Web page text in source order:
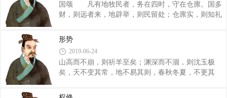
何谓四责？受重赏而无功，工责；居大位而不
者言，依於安；与贵言者，依於势；与富者言，依於
豪；与贫者言，依於利；与勇者言，依於敢；与愚者
早稼。非所宜言，勿言，以避其口；非所宣为，勿
为，以避其危；非所宜取，勿取，以避其咎；非所宜
争，勿争，以避其声。一声而非，驷马勿追，一
国颂 凡有地牧民者，务在四时，守在仓廪。国多
财，则远者来，地辟举，则民留处；仓廪实，则知礼
张，则君令行。故省刑之要，在禁文巧，守国之度，
在饰四维，顺民之经，在明鬼神，只山川，敬宗庙，
恭祖旧。不务天时，则财不生；不务地利，则仓廪不
盈；野芜旷，则民乃菅，上无量，则民乃妄。文巧不
禁，则民乃淫，不璋两原，则刑乃繁。不明鬼神，则
乃上校；不恭祖旧，则孝悌不备；四维不张，国乃灭
形势
2019-06-24
山高而不崩，则祈羊至矣；渊深而不涸，则沈玉极
矣，天不变其常，地不易其则，春秋冬夏，不更其
而威可载也。风雨无乡，而怨怒不及也。贵有以行